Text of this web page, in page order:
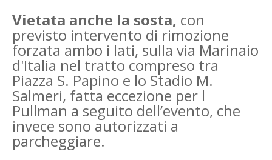
Vietata anche la sosta, con
previsto intervento di rimozione
forzata ambo i lati, sulla via Marinaio
d'Italia nel tratto compreso tra
Piazza S. Papino e lo Stadio M.
Salmeri, fatta eccezione per l
Pullman a seguito dell’evento, che
invece sono autorizzati a
parcheggiare.